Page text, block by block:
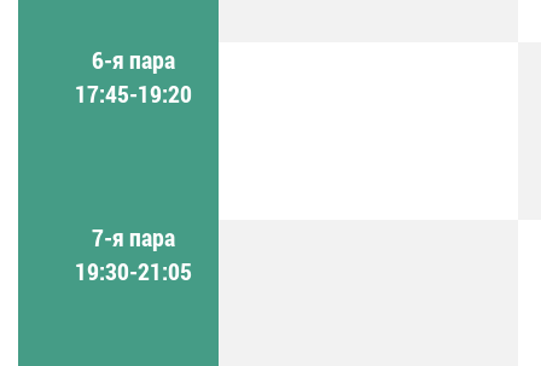
6-я пара
17:45-19:20
7-я пара
19:30-21:05